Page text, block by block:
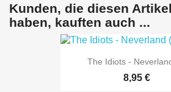
Kunden, die diesen
haben, kauften auch ...
The Idiots - Neverland
8,95 €